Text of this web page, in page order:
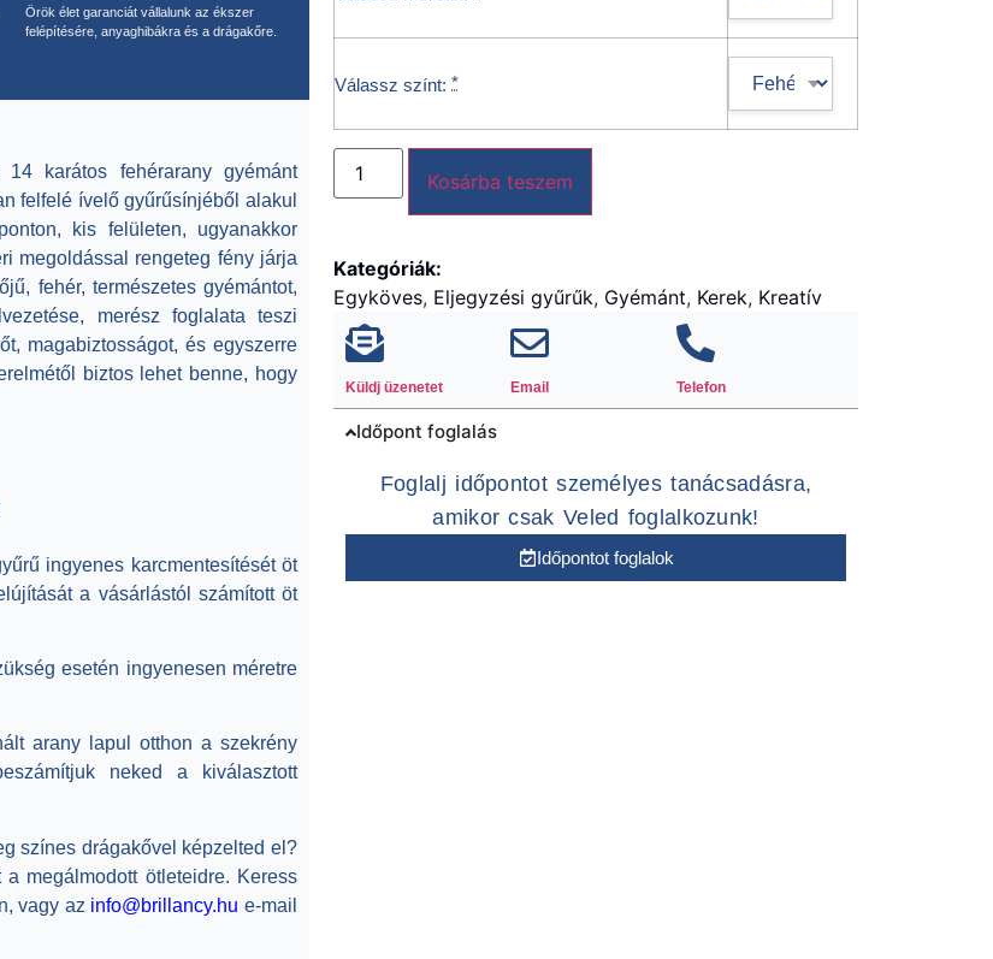
Örök élet garanciát vállalunk az ékszer
felépítésére, anyaghibákra és a drágakőre.
karátos fehérarany gyémánt
felfelé ívelő gyűrűsínjéből alakul
kis felületen, ugyanakkor
megoldással rengeteg fény járja
fehér, természetes gyémántot,
merész foglalata teszi
magabiztosságot, és egyszerre
biztos lehet benne, hogy
ingyenes karcmentesítését öt
a vásárlástól számított öt
esetén ingyenesen méretre
arany lapul otthon a szekrény
neked a kiválasztott
színes drágakővel képzelted el?
megálmodott ötleteidre. Keress
vagy az info@brillancy.hu e-mail
Válassz színt: *
Kosárba teszem
Kategóriák:
Egyköves, Eljegyzési gyűrűk, Gyémánt, Kerek, Kreatív
Küldj üzenetet Email Telefon
Időpont foglalás
Foglalj időpontot személyes tanácsadásra,
amikor csak Veled foglalkozunk!
Időpontot foglalok